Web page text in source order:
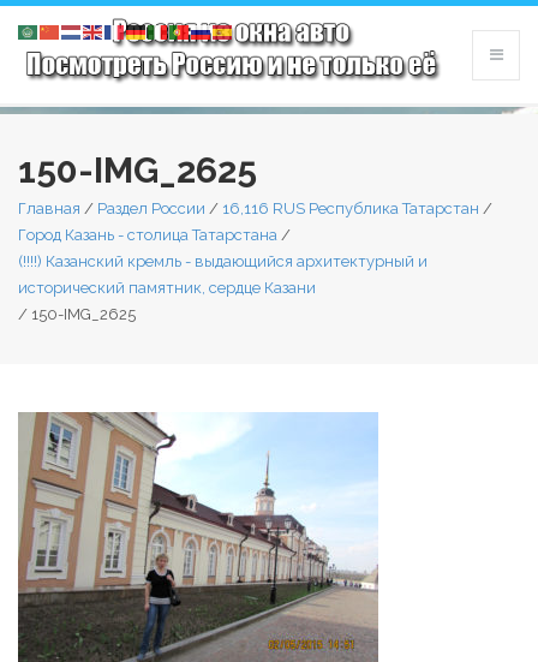
150-IMG_2625
Главная / Раздел России / 16,116 RUS Республика Татарстан /
Город Казань - столица Татарстана /
(!!!!) Казанский кремль - выдающийся архитектурный и
исторический памятник, сердце Казани
/ 150-IMG_2625